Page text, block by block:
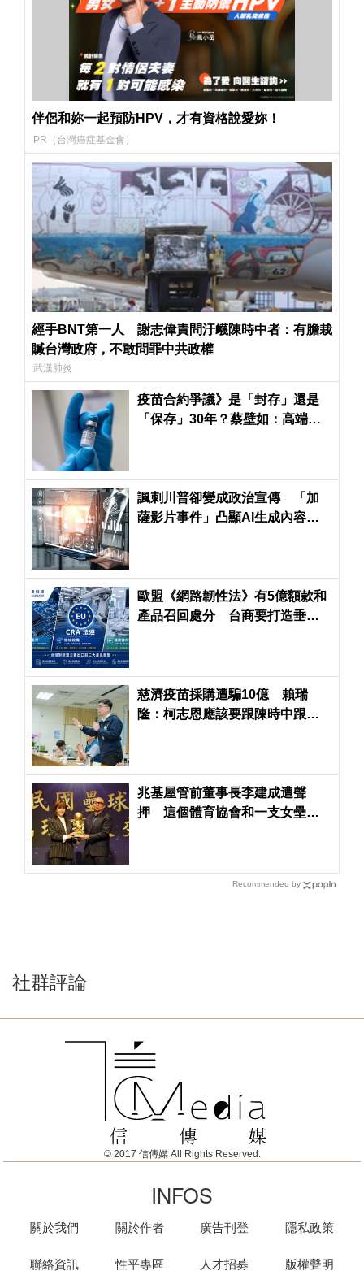
伴侶和妳一起預防HPV，才有資格說愛妳！
PR（台灣癌症基金會）
經手BNT第一人 謝志偉責問汙衊陳時中者：有膽栽
贓台灣政府，不敢問罪中共政權
武漢肺炎
疫苗合約爭議》是「封存」還是
「保存」30年？蔡壁如：高端
諷刺川普卻變成政治宣傳 「加
薩影片事件」凸顯AI生成內容的
歐盟《網路韌性法》有5億額款和
產品召回處分 台商要打造垂直
慈濟疫苗採購遭騙10億 賴瑞
隆：柯志恩應該要跟陳時中跟民
兆基屋管前董事長李建成遭聲
押 這個體育協會和一支女壘隊
Recommended by
社群評論
© 2017 信傳媒 All Rights Reserved.
INFOS
關於我們
聯絡資訊
關於作者
性平專區
廣告刊登
人才招募
隱私政策
版權聲明